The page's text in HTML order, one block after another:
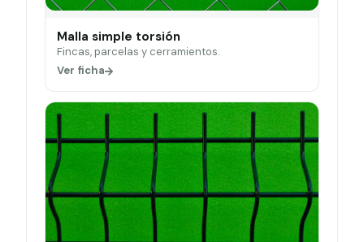
Malla simple torsión
Fincas, parcelas y cerramientos.
Ver ficha